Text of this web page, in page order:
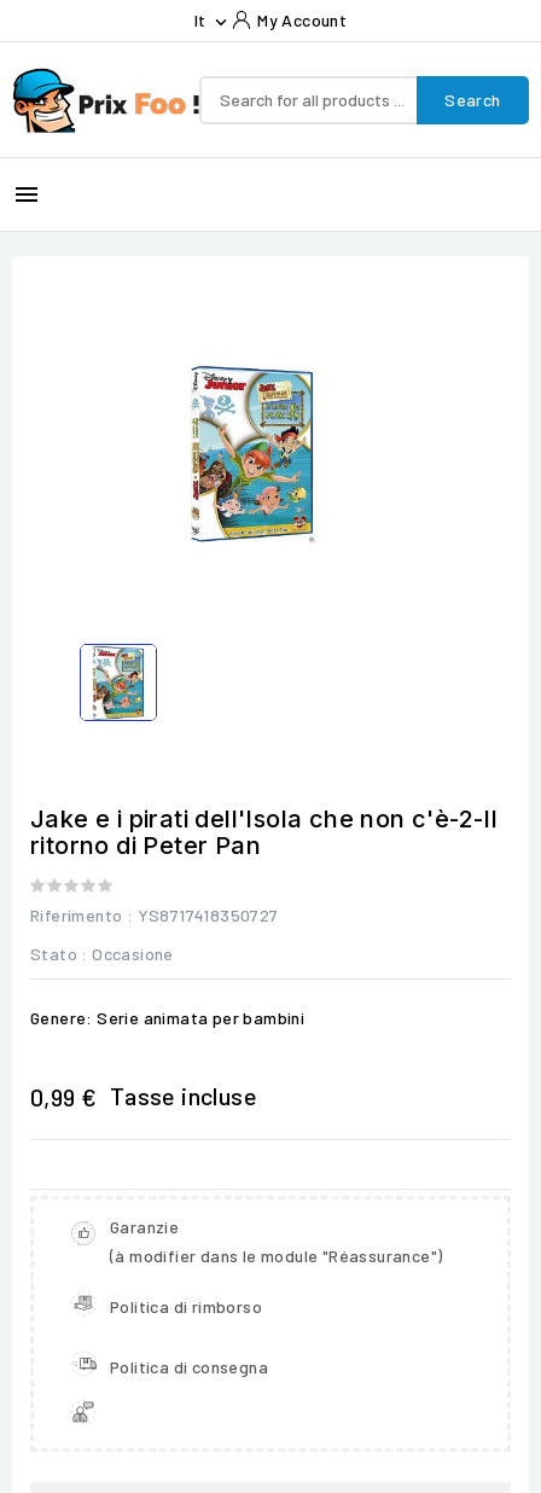
It  My Account
Search

Jake e i pirati dell'Isola che non c'è-2-Il
ritorno di Peter Pan
Riferimento : YS8717418350727
Stato : Occasione
Genere: Serie animata per bambini
0,99 € Tasse incluse
Garanzie
(à modifier dans le module "Réassurance")
Politica di rimborso
Politica di consegna